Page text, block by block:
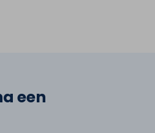
een